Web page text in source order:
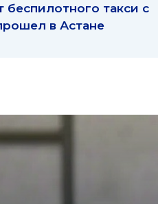
такси с
в Астане